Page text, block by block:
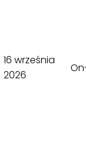
16 września
2026